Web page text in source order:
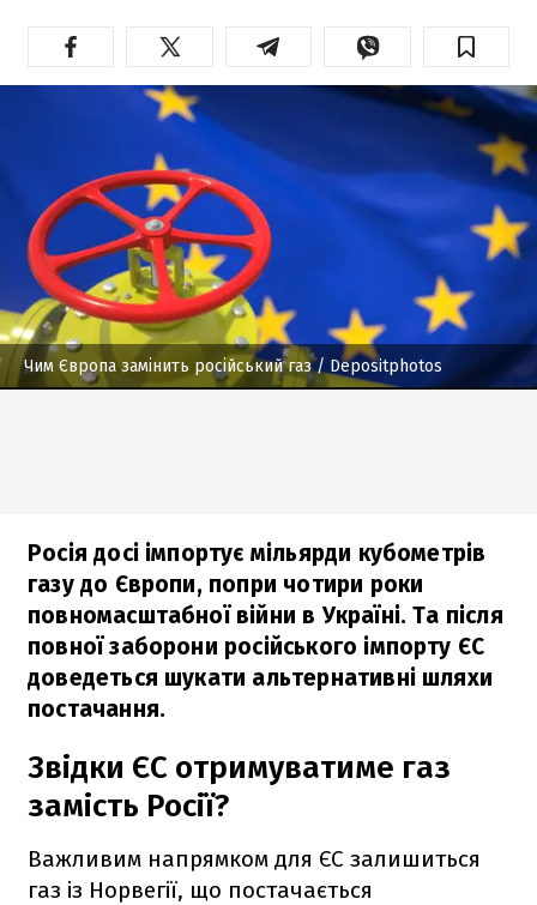
Чим Європа замінить російський газ/ Depositphotos
Росія досі імпортує мільярди кубометрів
газу до Європи, попри чотири роки
повномасштабної війни в Україні. Та після
повної заборони російського імпорту ЄС
доведеться шукати альтернативні шляхи
постачання.
Звідки ЄС отримуватиме газ
замість Росії?
Важливим напрямком для ЄС залишиться
газ із Норвегії, що постачається